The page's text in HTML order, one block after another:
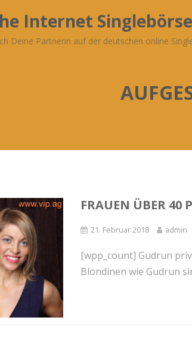
Internet Singlebörse
Deine Partnerin auf der deutschen online
FRAUEN ÜBER 40
21. Februar 2018 admin
[wpp_count] Gudrun
Blondinen wie Gudrun